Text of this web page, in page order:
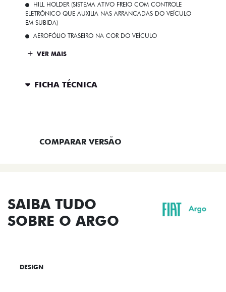
HILL HOLDER (SISTEMA ATIVO FREIO COM CONTROLE
ELETRÔNICO QUE AUXILIA NAS ARRANCADAS DO VEÍCULO
EM SUBIDA)
AEROFÓLIO TRASEIRO NA COR DO VEÍCULO
VER MAIS
FICHA TÉCNICA
COMPARAR VERSÃO
SAIBA TUDO
SOBRE O ARGO
DESIGN